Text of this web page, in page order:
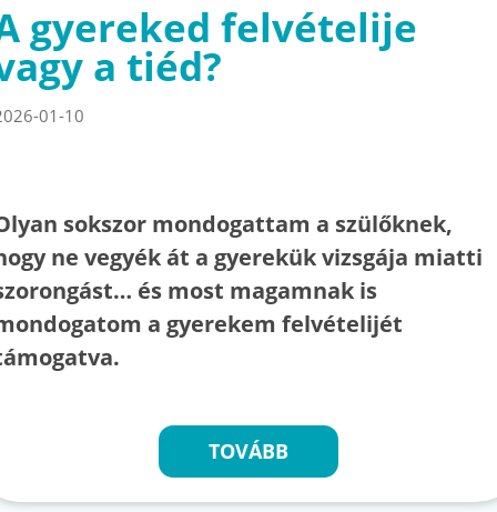
gyereked felvételije
a tiéd?
01-10
sokszor mondogattam a szülőknek,
ne vegyék át a gyerekük vizsgája miatti
és most magamnak is
a gyerekem felvételijét
TOVÁBB